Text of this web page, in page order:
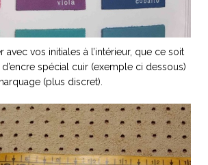
DE VIVRE ITALIEN
palette
Venezia
avec vos initiales à l’intérieur, que ce soit
spécial cuir (exemple ci dessous)
(plus discret).